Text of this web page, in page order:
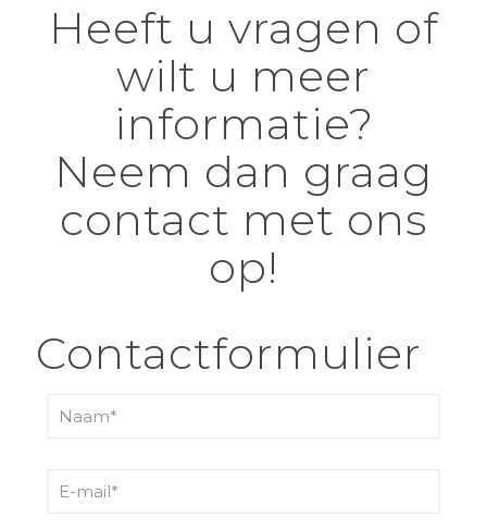
Heeft u vragen of
wilt u meer
informatie?
Neem dan graag
contact met ons
op!
Contactformulier